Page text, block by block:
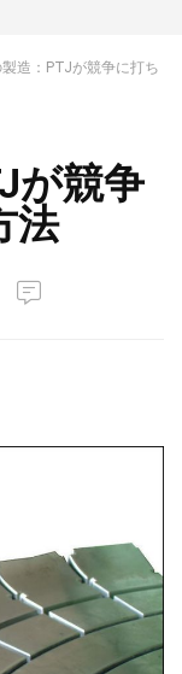
造：PTJが競争に打ち
が競争
法